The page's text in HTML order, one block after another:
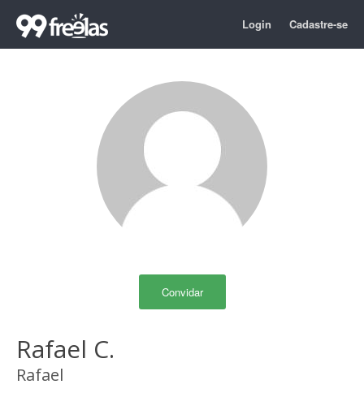
Login Cadastre-se
Convidar
Rafael C.
Rafael